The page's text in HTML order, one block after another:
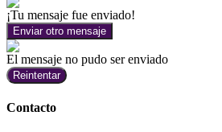
¡Tu mensaje fue enviado!
Enviar otro mensaje
El mensaje no pudo ser enviado
Reintentar
Contacto